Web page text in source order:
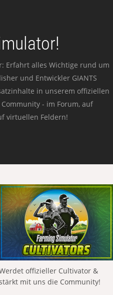
Erfahrt alles Wichtige rund um
und Entwickler GIANTS
in unserem offiziellen
- im Forum, auf
virtuellen Feldern!
offizieller Cultivator &
mit uns die Community!